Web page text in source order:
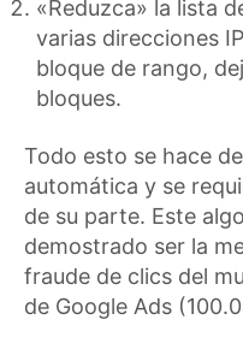
«Reduzca» la lista
varias direcciones
bloque de rango,
bloques.
Todo esto se hace
automática y se
de su parte. Este
demostrado ser la
fraude de clics del
de Google Ads